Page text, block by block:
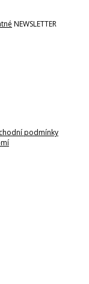
NEWSLETTER
podmínky